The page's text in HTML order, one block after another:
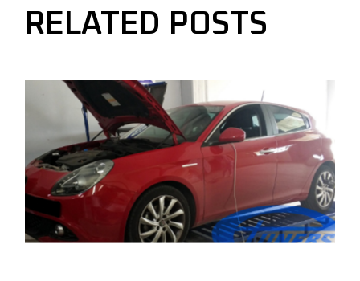
RELATED POSTS